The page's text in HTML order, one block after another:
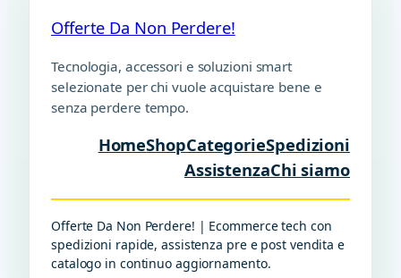
Offerte Da Non Perdere!
Tecnologia, accessori e soluzioni smart
selezionate per chi vuole acquistare bene e
senza perdere tempo.
HomeShopCategorieSpedizioni
AssistenzaChi siamo
Offerte Da Non Perdere! | Ecommerce tech con
spedizioni rapide, assistenza pre e post vendita e
catalogo in continuo aggiornamento.